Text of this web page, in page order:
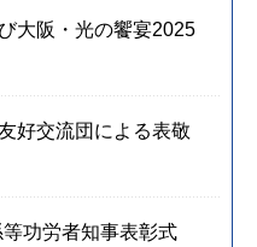
大阪・光の饗宴2025
好交流団による表敬
功労者知事表彰式